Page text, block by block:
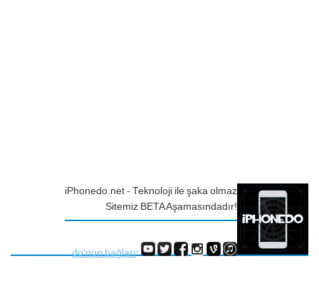
iPhonedo.net - Teknoloji ile şaka olmaz
Sitemiz BETA Aşamasındadır!
do'nun bağları: